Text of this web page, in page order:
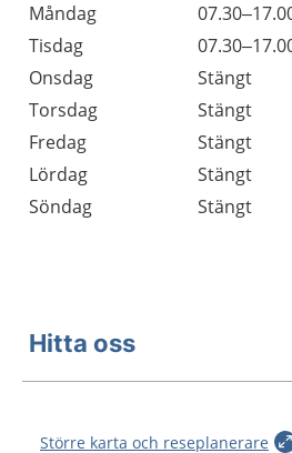
Dag
Öppettider
Kommentarer
Måndag
Tisdag
Onsdag
Stängt
Torsdag
Stängt
Fredag
Stängt
Lördag
Stängt
Söndag
Stängt
Hitta oss
Större karta och reseplanerare